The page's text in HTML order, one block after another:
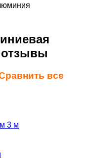
отзывы
все